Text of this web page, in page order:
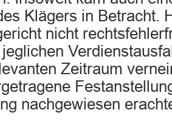
Klägers in Betracht.
nicht
Zeitraum
nachgewiesen